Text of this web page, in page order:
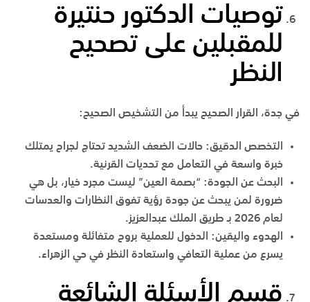
توصيات الدكتور حنتيرة
للمقبلين على تصحيح
النظر
في جدة، القرار الصحيح يبدأ من التشخيص الصحيح:
التخصص الدقيق: حالات الضعف الشديد تحتاج لجراح يمتلك
خبرة واسعة في التعامل مع تحديات القرنية.
البحث عن الجودة: “بصمة العين” ليست مجرد خيار، بل هي
ضرورة لمن يبحث عن جودة رؤية تفوق النظارات والعدسات
لعام 2026 بـ
طريق الملك عبدالعزيز.
الهدوء واليقين: الدخول للعملية بروح متفائلة ومستعدة
يسرع من عملية التعافي واستعادة النظر في حي الزهراء.
قسم الأسئلة الشائعة